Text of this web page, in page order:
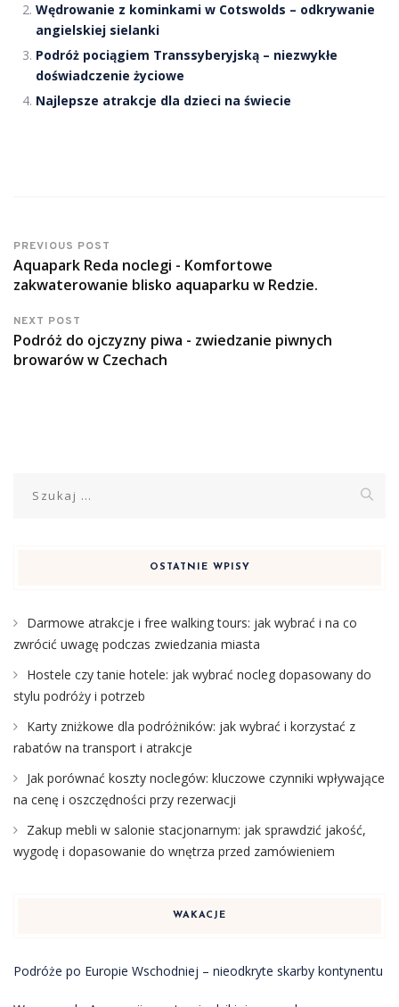
Wędrowanie z kominkami w Cotswolds – odkrywanie
angielskiej sielanki
Podróż pociągiem Transsyberyjską – niezwykłe
doświadczenie życiowe
Najlepsze atrakcje dla dzieci na świecie
PREVIOUS POST
Aquapark Reda noclegi - Komfortowe
zakwaterowanie blisko aquaparku w Redzie.
NEXT POST
Podróż do ojczyzny piwa - zwiedzanie piwnych
browarów w Czechach
OSTATNIE WPISY
Darmowe atrakcje i free walking tours: jak wybrać i na co
zwrócić uwagę podczas zwiedzania miasta
Hostele czy tanie hotele: jak wybrać nocleg dopasowany do
stylu podróży i potrzeb
Karty zniżkowe dla podróżników: jak wybrać i korzystać z
rabatów na transport i atrakcje
Jak porównać koszty noclegów: kluczowe czynniki wpływające
na cenę i oszczędności przy rezerwacji
Zakup mebli w salonie stacjonarnym: jak sprawdzić jakość,
wygodę i dopasowanie do wnętrza przed zamówieniem
WAKACJE
Podróże po Europie Wschodniej – nieodkryte skarby kontynentu